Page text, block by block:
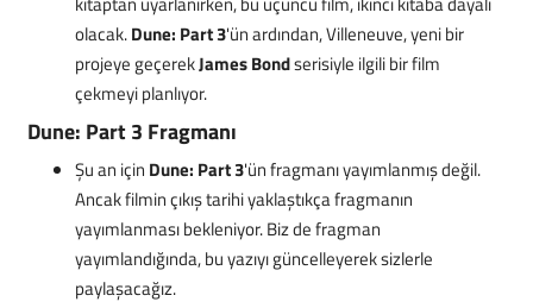
olacak.Dune: Part 3'ün ardından, Villeneuve, yeni bir
projeye geçerekJames Bondserisiyle ilgili bir film
çekmeyi planlıyor.
Dune: Part 3 Fragmanı
Şu an için Dune: Part 3'ün fragmanı yayımlanmış değil.
Ancak filmin çıkış tarihi yaklaştıkça fragmanın
yayımlanması bekleniyor. Biz de fragman
yayımlandığında, bu yazıyı güncelleyerek sizlerle
paylaşacağız.